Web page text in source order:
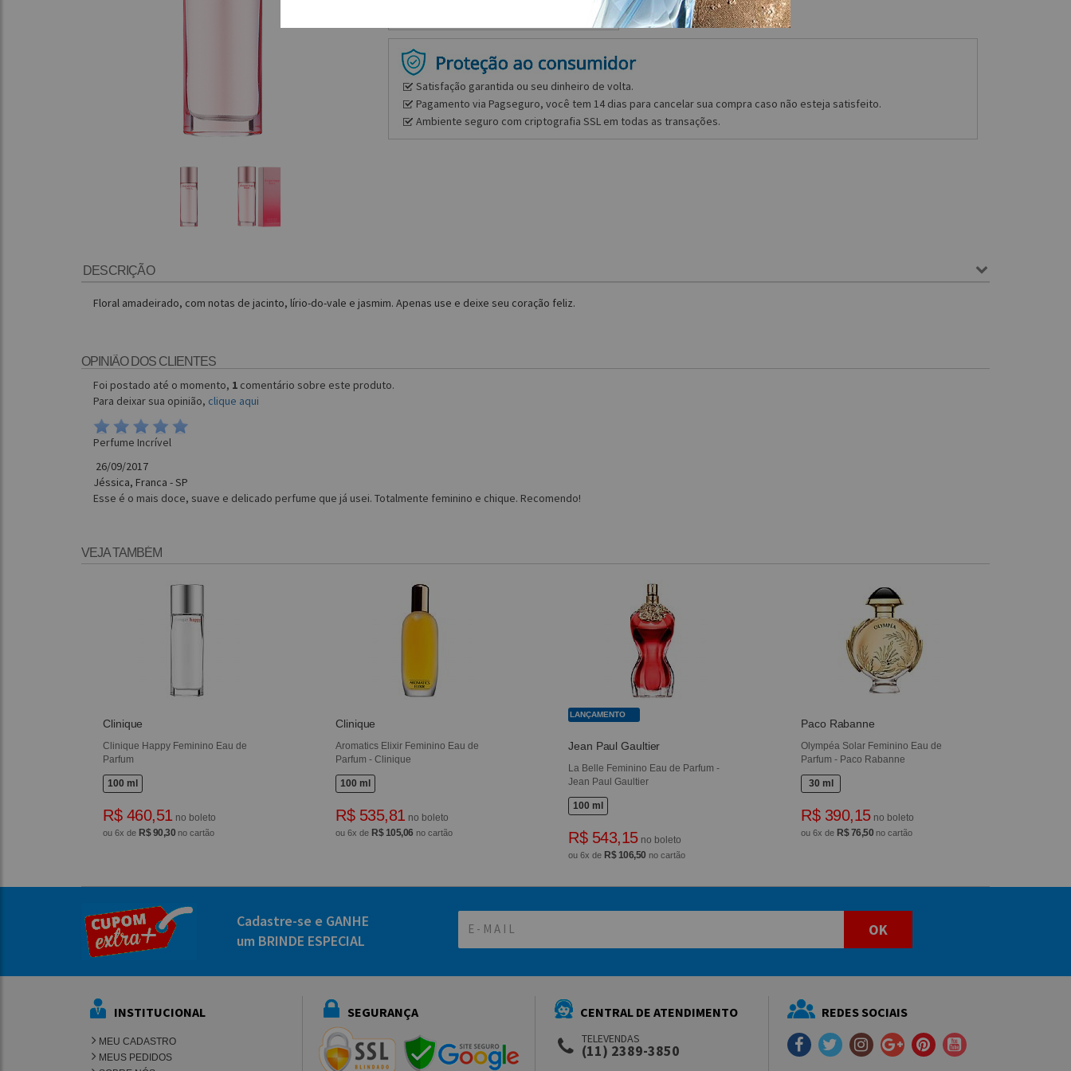
Satisfação garantida ou seu dinheiro de volta.
Pagamento via Pagseguro, você tem 14 dias para cancelar sua compra caso não esteja satisfeito.
Ambiente seguro com criptografia SSL em todas as transações.
DESCRIÇÃO
Floral amadeirado, com notas de jacinto, lírio-do-vale e jasmim. Apenas use e deixe seu coração feliz.
OPINIÃO DOS CLIENTES
Foi postado até o momento, 1 comentário sobre este produto.
Para deixar sua opinião, clique aqui
Perfume Incrível
26/09/2017
Jéssica, Franca - SP
Esse é o mais doce, suave e delicado perfume que já usei. Totalmente feminino e chique. Recomendo!
VEJA TAMBÉM
Clinique
Clinique Happy Feminino Eau de
Parfum
100 ml
R$ 460,51 no boleto
ou 6x de R$ 90,30 no cartão
Clinique
Aromatics Elixir Feminino Eau de
Parfum - Clinique
100 ml
R$ 535,81 no boleto
ou 6x de R$ 105,06 no cartão
LANÇAMENTO
Jean Paul Gaultier
La Belle Feminino Eau de Parfum -
Jean Paul Gaultier
100 ml
R$ 543,15no boleto
ou 6x de R$ 106,50 no cartão
Paco Rabanne
Olympéa Solar Feminino Eau de
Parfum - Paco Rabanne
30 ml
R$ 390,15no boleto
ou 6x de R$ 76,50 no cartão
Cadastre-se e GANHE
um BRINDE ESPECIAL
OK
INSTITUCIONAL
MEU CADASTRO
MEUS PEDIDOS
SEGURANÇA CENTRAL DE ATENDIMENTO
TELEVENDAS
(11) 2389-3850
REDES SOCIAIS